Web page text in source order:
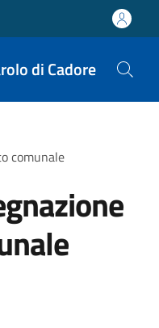
di Cadore
comunale